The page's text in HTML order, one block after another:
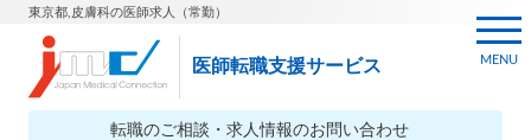
東京都,皮膚科の医師求人（常勤）
医師転職支援サービス
転職のご相談・求人情報のお問い合わせ
MENU